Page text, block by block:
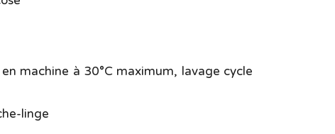
machine à 30°C maximum, lavage cycle
linge